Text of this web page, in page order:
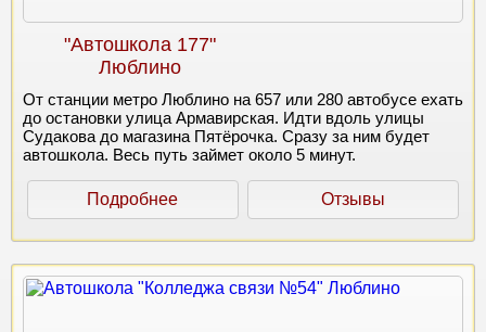
"Автошкола 177"
Люблино
От станции метро Люблино на 657 или 280 автобусе ехать
до остановки улица Армавирская. Идти вдоль улицы
Судакова до магазина Пятёрочка. Сразу за ним будет
автошкола. Весь путь займет около 5 минут.
Подробнее Отзывы